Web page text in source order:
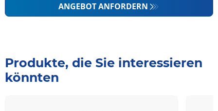
ANGEBOT ANFORDERN
Produkte, die Sie interessieren
könnten